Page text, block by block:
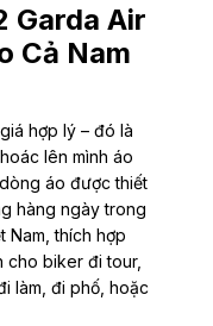
Garda Air
Cả Nam
hợp lý – đó là
lên mình áo
áo được thiết
hàng ngày trong
Nam, thích hợp
cho biker đi tour,
làm, đi phố, hoặc